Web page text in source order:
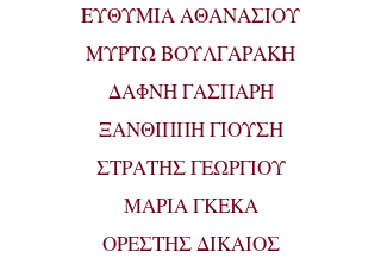
ΕΥΘΥΜΙΑ ΑΘΑΝΑΣΙΟΥ
ΜΥΡΤΩ ΒΟΥΛΓΑΡΑΚΗ
ΔΑΦΝΗ ΓΑΣΠΑΡΗ
ΞΑΝΘΙΠΠΗ ΓΙΟΥΣΗ
ΣΤΡΑΤΗΣ ΓΕΩΡΓΙΟΥ
ΜΑΡΙΑ ΓΚΕΚΑ
ΟΡΕΣΤΗΣ ΔΙΚΑΙΟΣ